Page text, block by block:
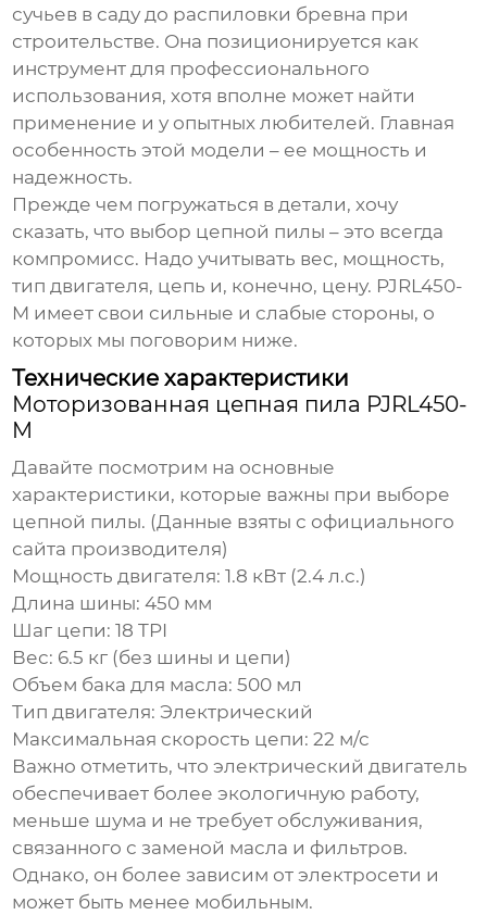
сучьев в саду до распиловки бревна при
строительстве. Она позиционируется как
инструмент для профессионального
использования, хотя вполне может найти
применение и у опытных любителей. Главная
особенность этой модели – ее мощность и
надежность.
Прежде чем погружаться в детали, хочу
сказать, что выбор цепной пилы – это всегда
компромисс. Надо учитывать вес, мощность,
тип двигателя, цепь и, конечно, цену. PJRL450-
M имеет свои сильные и слабые стороны, о
которых мы поговорим ниже.
Технические характеристики
Моторизованная цепная пила PJRL450-
M
Давайте посмотрим на основные
характеристики, которые важны при выборе
цепной пилы. (Данные взяты с официального
сайта производителя)
Мощность двигателя: 1.8 кВт (2.4 л.с.)
Длина шины: 450 мм
Шаг цепи: 18 TPI
Вес: 6.5 кг (без шины и цепи)
Объем бака для масла: 500 мл
Тип двигателя: Электрический
Максимальная скорость цепи: 22 м/с
Важно отметить, что электрический двигатель
обеспечивает более экологичную работу,
меньше шума и не требует обслуживания,
связанного с заменой масла и фильтров.
Однако, он более зависим от электросети и
может быть менее мобильным.